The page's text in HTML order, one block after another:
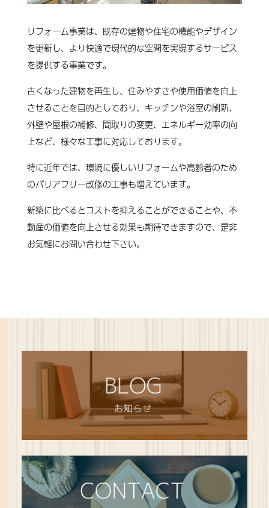
リフォーム事業は、既存の建物や住宅の機能やデザイン
を更新し、より快適で現代的な空間を実現するサービス
を提供する事業です。
古くなった建物を再生し、住みやすさや使用価値を向上
させることを目的としており、キッチンや浴室の刷新、
外壁や屋根の補修、間取りの変更、エネルギー効率の向
上など、様々な工事に対応しております。
特に近年では、環境に優しいリフォームや高齢者のため
のバリアフリー改修の工事も増えています。
新築に比べるとコストを抑えることができることや、不
動産の価値を向上させる効果も期待できますので、是非
お気軽にお問い合わせ下さい。